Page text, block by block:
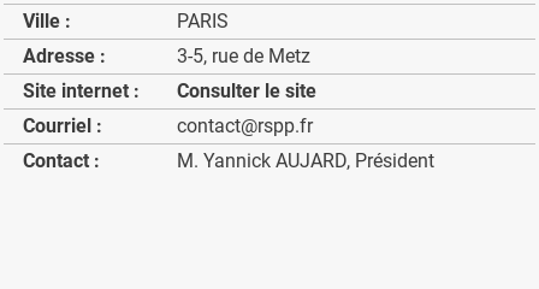
Ville :
PARIS
Adresse :
3-5, rue de Metz
Site internet :
Consulter le site
Courriel :
contact@rspp.fr
Contact :
M. Yannick AUJARD, Président